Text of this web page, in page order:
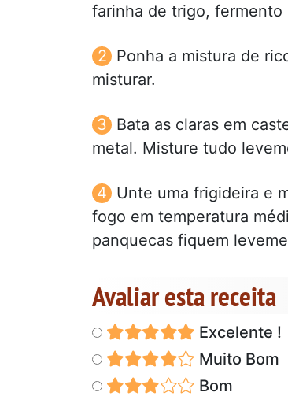
farinha de trigo,
Ponha a mistura de
misturar.
Bata as claras em
metal. Misture tudo
Unte uma frigideira e
fogo em temperatura
panquecas fiquem
Avaliar esta receita
Excelente !
Muito Bom
Bom